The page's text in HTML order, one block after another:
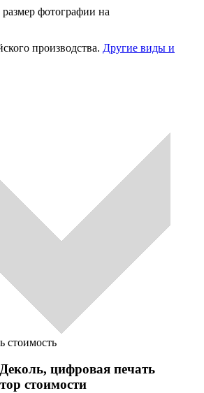
фотографии на
производства. Другие виды и
стоимость
цифровая печать
стоимости